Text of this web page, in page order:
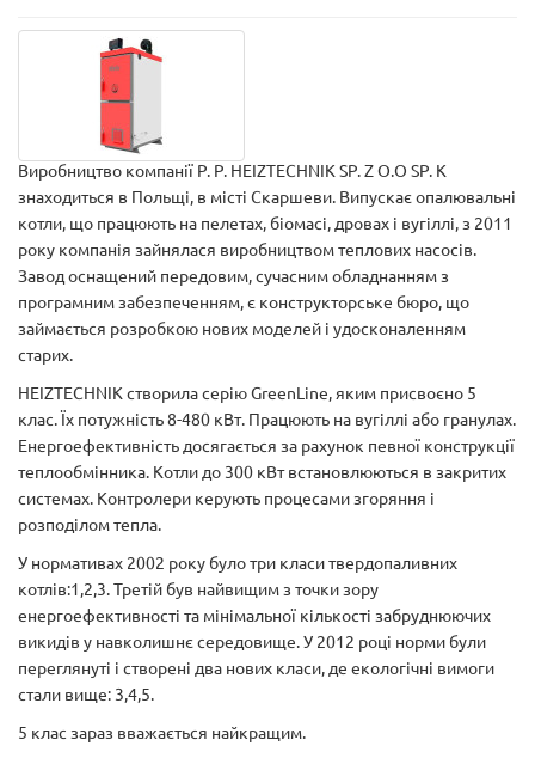
Виробництво компанії P. P. HEIZTECHNIK SP. Z O.O SP. K
знаходиться в Польщі, в місті Скаршеви. Випускає опалювальні
котли, що працюють на пелетах, біомасі, дровах і вугіллі, з 2011
року компанія зайнялася виробництвом теплових насосів.
Завод оснащений передовим, сучасним обладнанням з
програмним забезпеченням, є конструкторське бюро, що
займається розробкою нових моделей і удосконаленням
старих.
HEIZTECHNIK створила серію GreenLine, яким присвоєно 5
клас. Їх потужність 8-480 кВт. Працюють на вугіллі або гранулах.
Енергоефективність досягається за рахунок певної конструкції
теплообмінника. Котли до 300 кВт встановлюються в закритих
системах. Контролери керують процесами згоряння і
розподілом тепла.
У нормативах 2002 року було три класи твердопаливних
котлів:1,2,3. Третій був найвищим з точки зору
енергоефективності та мінімальної кількості забруднюючих
викидів у навколишнє середовище. У 2012 році норми були
переглянуті і створені два нових класи, де екологічні вимоги
стали вище: 3,4,5.
5 клас зараз вважається найкращим.